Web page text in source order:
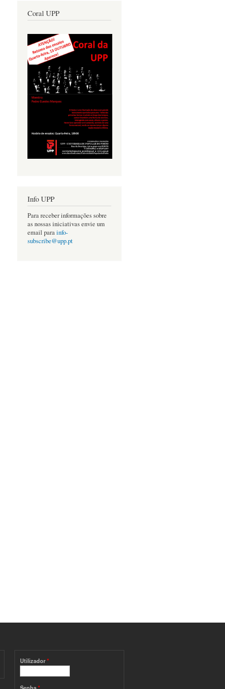
Coral UPP
Info UPP
Para receber informações sobre
as nossas iniciativas envie um
email parainfo-
subscribe@upp.pt
Utilizador*